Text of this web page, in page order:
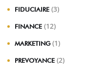
FIDUCIAIRE (3)
FINANCE (12)
MARKETING (1)
PREVOYANCE (2)